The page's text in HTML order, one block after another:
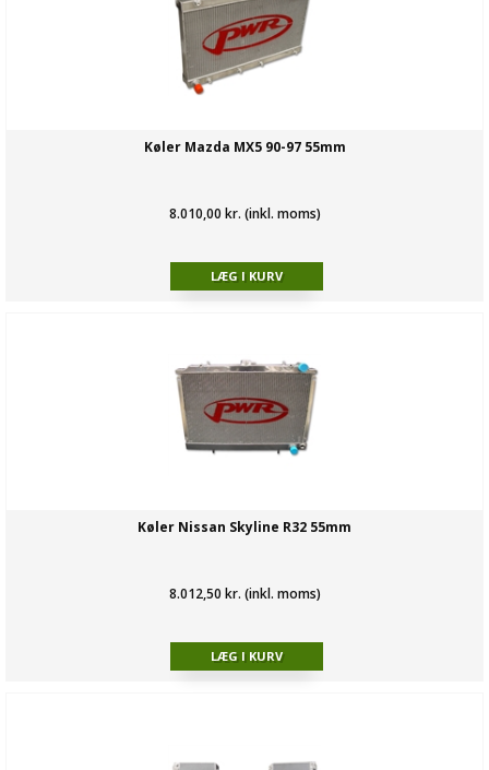
Køler Mazda MX5 90-97 55mm
8.010,00 kr. (inkl. moms)
Køler Nissan Skyline R32 55mm
8.012,50 kr. (inkl. moms)